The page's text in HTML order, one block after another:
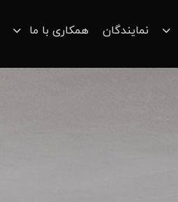
نمایندگان همکاری با ما